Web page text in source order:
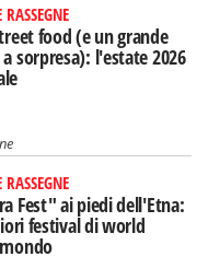
RASSEGNE
food (e un grande
sorpresa): l'estate 2026
RASSEGNE
Fest" ai piedi dell'Etna:
festival di world